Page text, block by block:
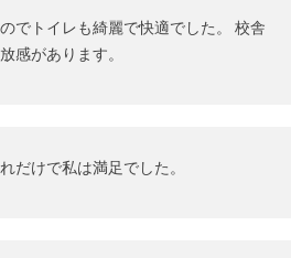
でトイレも綺麗で快適でした。 校舎
感があります。
だけで私は満足でした。